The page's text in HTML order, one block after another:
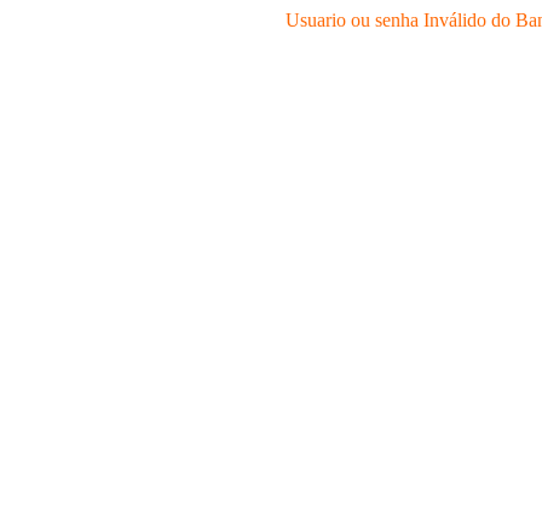
Usuario ou senha Inválido do